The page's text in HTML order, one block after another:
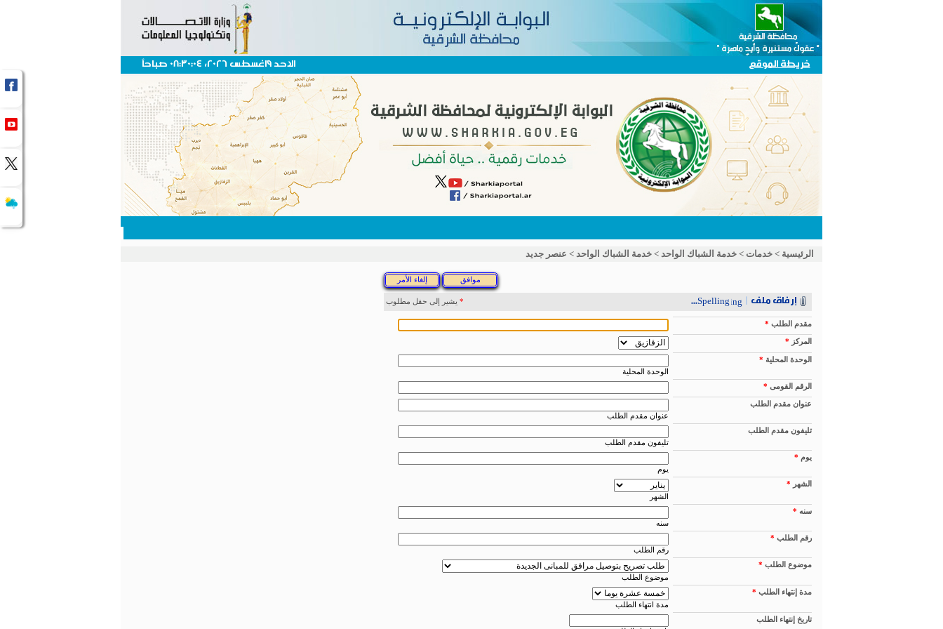
خريطة الموقع الاحد 9اغسطس 2026، 08:30:04 صباحاً
الرئيسية > خدمات > خدمة الشباك الواحد > خدمة الشباك الواحد > عنصر جديد
إرفاق ملف Spelling...
* يشير إلى حقل مطلوب
مقدم الطلب *
المركز *
الوحدة المحلية *
الوحدة المحلية
الرقم القومى *
عنوان مقدم الطلب
عنوان مقدم الطلب
تليفون مقدم الطلب
تليفون مقدم الطلب
يوم *
يوم
الشهر
*
الشهر
سنه *
سنه
رقم الطلب *
رقم الطلب
موضوع الطلب *
موضوع الطلب
مدة إنتهاء الطلب *
مدة انتهاء الطلب
تاريخ إنتهاء الطلب